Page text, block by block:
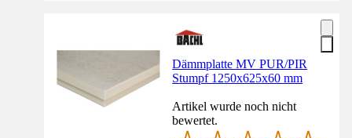
Dämmplatte MV PUR/PIR
Stumpf 1250x625x60 mm
Artikel wurde noch nicht
bewertet.